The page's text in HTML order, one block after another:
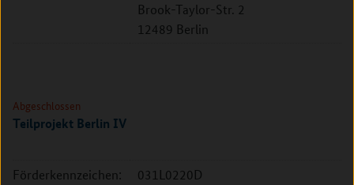
Brook-Taylor-Str. 2
12489 Berlin
Abgeschlossen
Teilprojekt Berlin IV
Förderkennzeichen:
031L0220D